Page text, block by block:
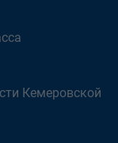
Кемеровской